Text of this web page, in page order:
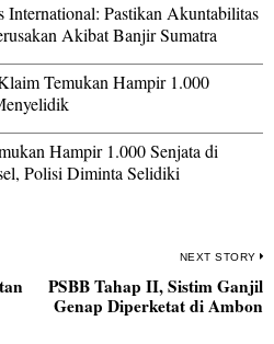
International: Pastikan Akuntabilitas
Akibat Banjir Sumatra
Temukan Hampir 1.000
Hampir 1.000 Senjata di
Polisi Diminta Selidiki
NEXT STORY
PSBB Tahap II, Sistim Ganjil
Genap Diperketat di Ambon